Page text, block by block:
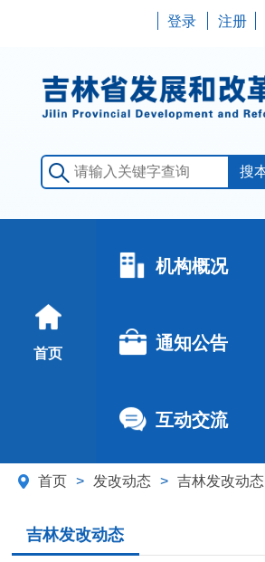
登录 注册
首页
机构概况
通知公告
互动交流
首页 > 发改动态 > 吉林发改动态
吉林发改动态